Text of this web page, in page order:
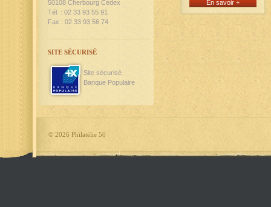
En savoir +
50108 Cherbourg Cedex
Tél. : 02 33 93 55 91
Fax : 02 33 93 56 74
SITE SÉCURISÉ
Site sécurisé
Banque Populaire
© 2026 Philatélie 50